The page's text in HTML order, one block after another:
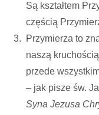
Są kształtem
częścią
Przymierza to
naszą
przede
– jak pisze św.
Syna Jezusa